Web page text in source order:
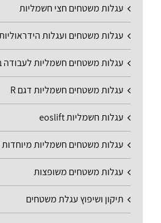
עגלות משטחים חצי חשמליות
עגלות משטחים ועגלות
עגלות משטחים חשמליות
עגלות משטחים חשמליות דגם R
עגלות חשמליות eoslift
עגלות משטחים חשמליות
עגלות משטחים משופצות
תיקון ושיפוץ עגלת משטחים